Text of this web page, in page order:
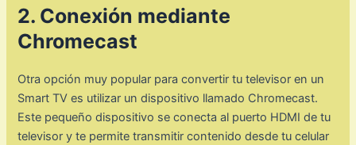
2. Conexión mediante
Chromecast
Otra opción muy popular para convertir tu televisor en un
Smart TV es utilizar un dispositivo llamado Chromecast.
Este pequeño dispositivo se conecta al puerto HDMI de tu
televisor y te permite transmitir contenido desde tu celular